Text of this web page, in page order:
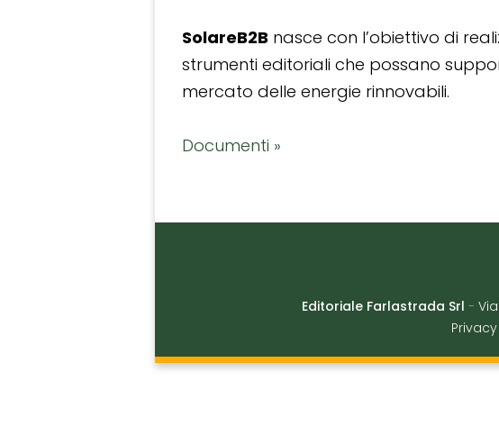
SolareB2B nasce con l’obiettivo di
strumenti editoriali che possano
mercato delle energie rinnovabili.
Documenti »
Editoriale Farlastrada Srl -